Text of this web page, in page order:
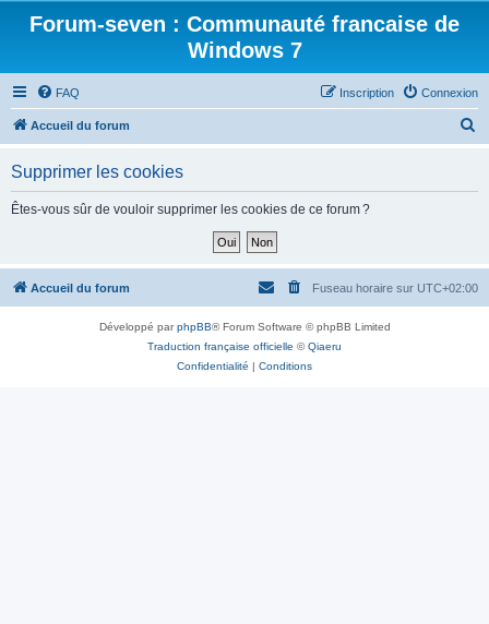
Forum-seven : Communauté francaise de
Windows 7
FAQ Connexion
Inscription
Accueil du forum
h
Supprimer les cookies
Êtes-vous sûr de vouloir supprimer les cookies de ce forum ?
Accueil du forum Fuseau horaire sur UTC+02:00
Développé parphpBB® Forum Software © phpBB Limited
Traduction française officielle ©Qiaeru
Confidentialité | Conditions